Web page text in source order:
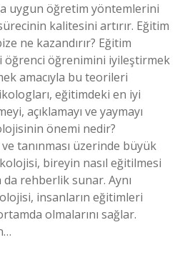
uygun öğretim yöntemlerini
kalitesini artırır. Eğitim
ne kazandırır? Eğitim
öğrenci öğrenimini iyileştirmek
amacıyla bu teorileri
eğitimdeki en iyi
açıklamayı ve yaymayı
önemi nedir?
tanınması üzerinde büyük
bireyin nasıl eğitilmesi
rehberlik sunar. Aynı
insanların eğitimleri
olmalarını sağlar.